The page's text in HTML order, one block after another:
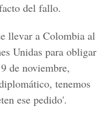
del fallo.
llevar a Colombia al
Unidas para obligar
de noviembre,
tenemos
ese pedido'.